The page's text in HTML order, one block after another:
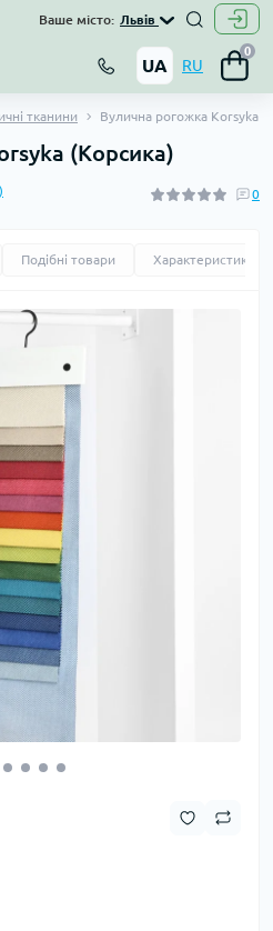
Ваше місто: Львів
UA RU
0
тканини Вулична рогожка Korsyka
(Корсика)
0
Подібні товари Характеристики